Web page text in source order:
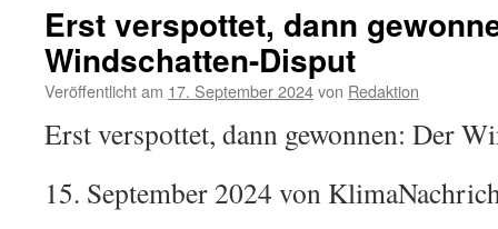
Erst verspottet, dann
Windschatten-Disput
Veröffentlicht am 17. September 2024von Redaktion
Erst verspottet, dann gewonnen: Der
15. September 2024 von